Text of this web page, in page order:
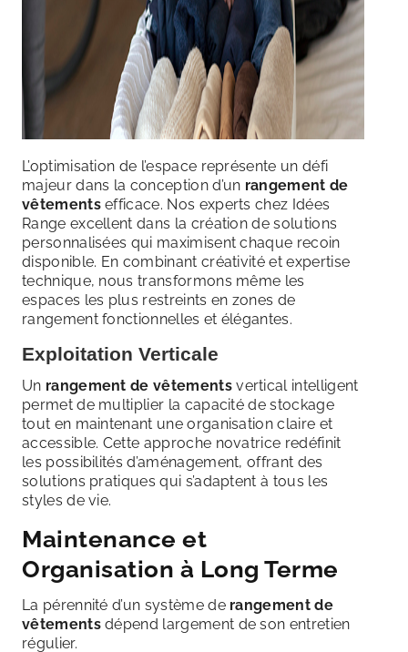
L’optimisation de l’espace représente un défi
majeur dans la conception d’un rangement de
vêtementsefficace. Nos experts chez Idées
Range excellent dans la création de solutions
personnalisées qui maximisent chaque recoin
disponible. En combinant créativité et expertise
technique, nous transformons même les
espaces les plus restreints en zones de
rangement fonctionnelles et élégantes.
Exploitation Verticale
Un rangement de vêtementsvertical intelligent
permet de multiplier la capacité de stockage
tout en maintenant une organisation claire et
accessible. Cette approche novatrice redéfinit
les possibilités d’aménagement, offrant des
solutions pratiques qui s’adaptent à tous les
styles de vie.
Maintenance et
Organisation à Long Terme
La pérennité d’un système de rangement de
vêtementsdépend largement de son entretien
régulier.